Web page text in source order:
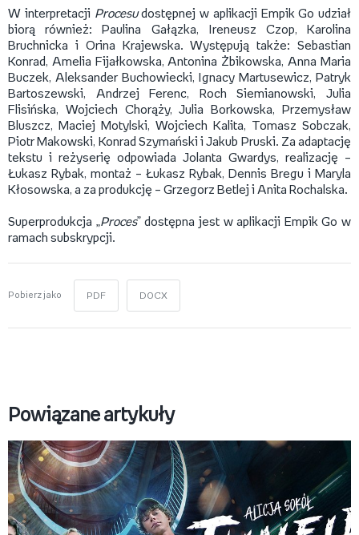
W interpretacji Procesudostępnej w aplikacji Empik Go udział
biorą również: Paulina Gałązka, Ireneusz Czop, Karolina
Bruchnicka i Orina Krajewska. Występują także: Sebastian
Konrad, Amelia Fijałkowska, Antonina Żbikowska, Anna Maria
Buczek, Aleksander Buchowiecki, Ignacy Martusewicz, Patryk
Bartoszewski, Andrzej Ferenc, Roch Siemianowski, Julia
Flisińska, Wojciech Chorąży, Julia Borkowska, Przemysław
Bluszcz, Maciej Motylski, Wojciech Kalita, Tomasz Sobczak,
Piotr Makowski, Konrad Szymański i Jakub Pruski. Za adaptację
tekstu i reżyserię odpowiada Jolanta Gwardys, realizację –
Łukasz Rybak, montaż – Łukasz Rybak, Dennis Bregu i Maryla
Kłosowska, a za produkcję – Grzegorz Betlej i Anita Rochalska.
Superprodukcja „Proces” dostępna jest w aplikacji Empik Go w
ramach subskrypcji.
Pobierz jako PDF DOCX
Powiązane artykuły